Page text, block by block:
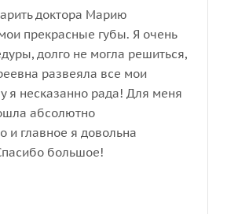
доктора Марию
прекрасные губы. Я очень
долго не могла решиться,
развеяла все мои
я несказанно рада! Для меня
абсолютно
и главное я довольна
большое!